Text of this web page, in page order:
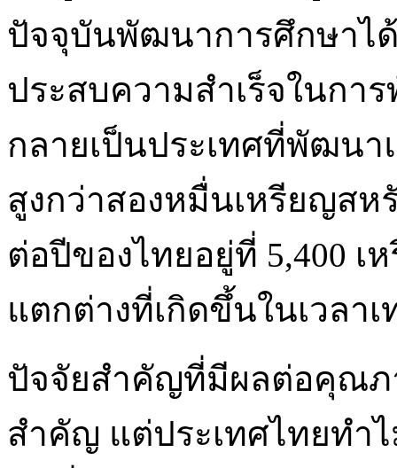
ปัจจุบันพัฒนาการศึกษาไ
ประสบความสำเร็จในกา
กลายเป็นประเทศที่พัฒน
สูงกว่าสองหมื่นเหรียญส
ต่อปีของไทยอยู่ที่ 5,400
แตกต่างที่เกิดขึ้นในเวลา
ปัจจัยสำคัญที่มีผลต่อคุณภ
สำคัญ แต่ประเทศไทยทำ